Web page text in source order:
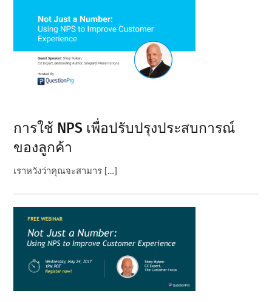
การใช้ NPS เพื่อปรับปรุงประสบการณ์
ของลูกค้า
เราหวังว่าคุณจะสามาร […]